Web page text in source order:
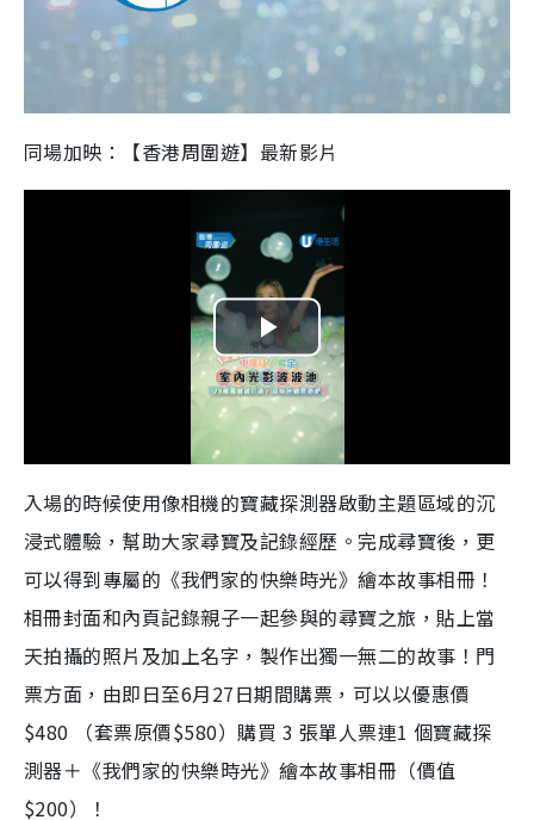
同場加映：【香港周圍遊】最新影片
P
l
a
y
V
i
d
e
o
入場的時候使用像相機的寶藏探測器啟動主題區域的沉
浸式體驗，幫助大家尋寶及記錄經歷。完成尋寶後，更
可以得到專屬的《我們家的快樂時光》繪本故事相冊！
相冊封面和內頁記錄親子一起參與的尋寶之旅，貼上當
天拍攝的照片及加上名字，製作出獨一無二的故事！門
票方面，由即日至6月27日期間購票，可以以優惠價
$480 （套票原價$580）購買 3 張單人票連1 個寶藏探
測器＋《我們家的快樂時光》繪本故事相冊（價值
$200）！